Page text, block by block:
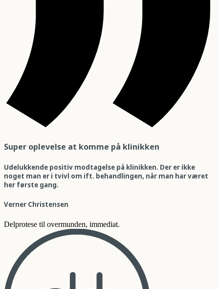
Super oplevelse at komme på klinikken
Udelukkende positiv modtagelse på klinikken. Der er ikke
noget man er i tvivl om ift. behandlingen, når man har været
her første gang.
Verner Christensen
Delprotese til overmunden, immediat.